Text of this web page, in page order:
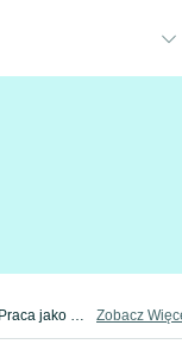
Szukasz nowej pracy? Pomożemy Ci zawodowo! Praca jako kierowca bdf w Twojej okolicy - tylko w kategorii Praca na OLX! Zobacz